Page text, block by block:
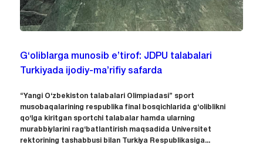
G‘oliblarga munosib e’tirof: JDPU talabalari
Turkiyada ijodiy-ma’rifiy safarda
“Yangi O‘zbekiston talabalari Olimpiadasi” sport
musobaqalarining respublika final bosqichlarida g‘oliblikni
qo‘lga kiritgan sportchi talabalar hamda ularning
murabbiylarini rag‘batlantirish maqsadida Universitet
rektorining tashabbusi bilan Turkiya Respublikasiga...